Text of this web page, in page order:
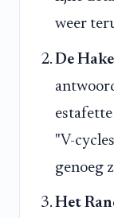
weer
De
"V-
genoeg
Het